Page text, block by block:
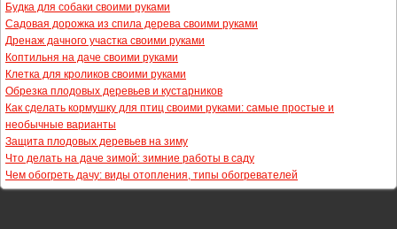
Будка для собаки своими руками
Садовая дорожка из спила дерева своими руками
Дренаж дачного участка своими руками
Коптильня на даче своими руками
Клетка для кроликов своими руками
Обрезка плодовых деревьев и кустарников
Как сделать кормушку для птиц своими руками: самые простые и
необычные варианты
Защита плодовых деревьев на зиму
Что делать на даче зимой: зимние работы в саду
Чем обогреть дачу: виды отопления, типы обогревателей